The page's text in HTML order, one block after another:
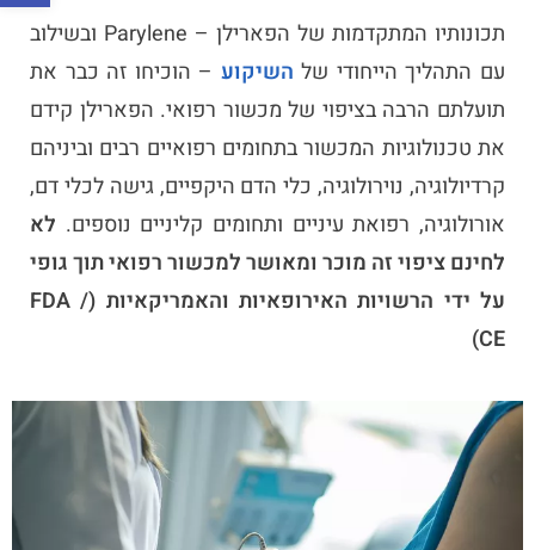
תכונותיו המתקדמות של הפארילן – Parylene ובשילוב
עם התהליך הייחודי של השיקוע – הוכיחו זה כבר את
תועלתם הרבה בציפוי של מכשור רפואי. הפארילן קידם
את טכנולוגיות המכשור בתחומים רפואיים רבים וביניהם
קרדיולוגיה, נוירולוגיה, כלי הדם היקפיים, גישה לכלי דם,
אורולוגיה, רפואת עיניים ותחומים קליניים נוספים. לא
לחינם ציפוי זה מוכר ומאושר למכשור רפואי תוך גופי
על ידי הרשויות האירופאיות והאמריקאיות (FDA /
CE)